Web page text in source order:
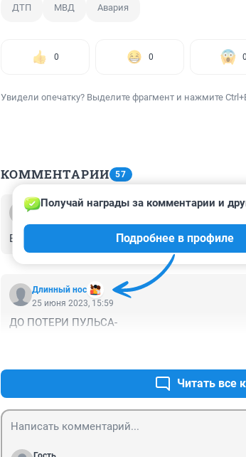
ДТП МВД Авария
0 0 0
Увидели опечатку? Выделите фрагмент и нажмите
КОММЕНТАРИИ 57
Гость
Видео конечно эпическое получилось
Длинный нос
Получай награды за комментарии и
Подробнее в профиле
25 июня 2023, 15:59
ДО ПОТЕРИ ПУЛЬСА-
Читать все